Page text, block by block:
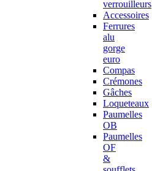
verrouilleurs
Accessoires
Ferrures
alu
gorge
euro
Compas
Crémones
Gâches
Loqueteaux
Paumelles
OB
Paumelles
OF
&